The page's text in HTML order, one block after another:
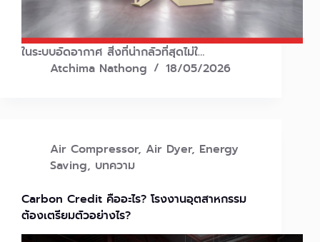
ในระบบอัดอากาศ สิ่งที่น่ากลัวที่สุดไม่ใ…
Atchima Nathong
18/05/2026
Air Compressor, Air Dyer, Energy
Saving, บทความ
Carbon Credit คืออะไร? โรงงานอุตสาหกรรม
ต้องเตรียมตัวอย่างไร?